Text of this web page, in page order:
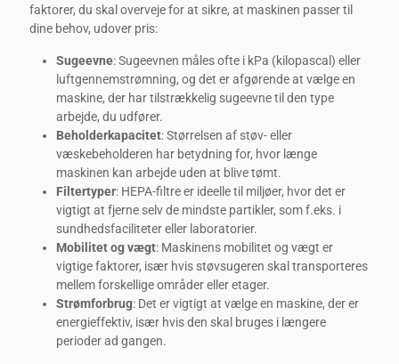
faktorer, du skal overveje for at sikre, at maskinen passer til
dine behov, udover pris:
Sugeevne: Sugeevnen måles ofte i kPa (kilopascal) eller
luftgennemstrømning, og det er afgørende at vælge en
maskine, der har tilstrækkelig sugeevne til den type
arbejde, du udfører.
Beholderkapacitet: Størrelsen af støv- eller
væskebeholderen har betydning for, hvor længe
maskinen kan arbejde uden at blive tømt.
Filtertyper: HEPA-filtre er ideelle til miljøer, hvor det er
vigtigt at fjerne selv de mindste partikler, som f.eks. i
sundhedsfaciliteter eller laboratorier.
Mobilitet og vægt: Maskinens mobilitet og vægt er
vigtige faktorer, især hvis støvsugeren skal transporteres
mellem forskellige områder eller etager.
Strømforbrug: Det er vigtigt at vælge en maskine, der er
energieffektiv, især hvis den skal bruges i længere
perioder ad gangen.